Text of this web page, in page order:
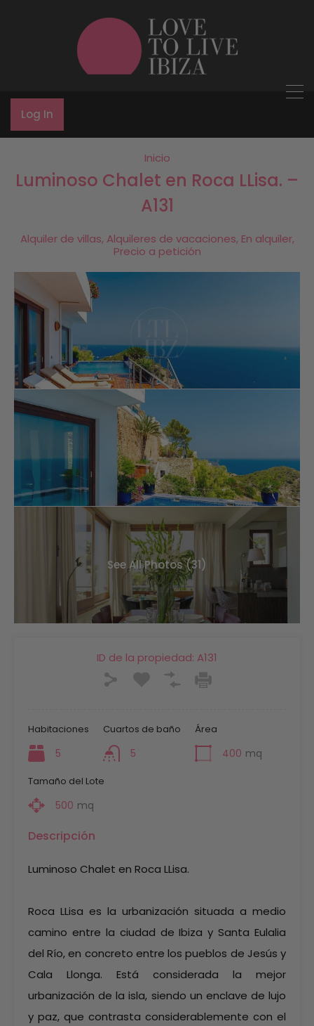
Log In
Inicio
Luminoso Chalet en Roca LLisa. –
A131
Alquiler de villas, Alquileres de vacaciones, En alquiler,
Precio a petición
See All Photos (31)
ID de la propiedad: A131
Habitaciones
5
Cuartos de baño
5
Área
400 mq
Tamaño del Lote
500 mq
Descripción
Luminoso Chalet en Roca LLisa.
Roca LLisa es la urbanización situada a medio
camino entre la ciudad de Ibiza y Santa Eulalia
del Río, en concreto entre los pueblos de Jesús y
Cala Llonga. Está considerada la mejor
urbanización de la isla, siendo un enclave de lujo
y paz, que contrasta considerablemente con el